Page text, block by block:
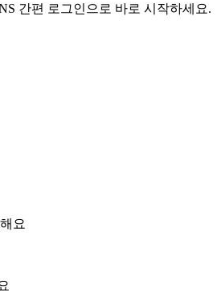
간편 로그인으로 바로 시작하세요.
요